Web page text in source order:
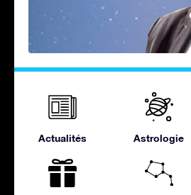
Actualités Astrologie